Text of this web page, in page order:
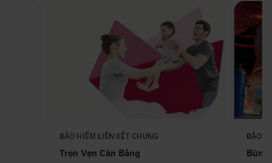
BẢO HIỂM LIÊN KẾT CHUNG
Trọn Vẹn Cân Bằng
BẢO
Bùng